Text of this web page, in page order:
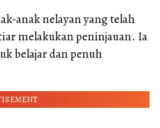
anak nelayan yang telah
melakukan peninjauan. Ia
belajar dan penuh